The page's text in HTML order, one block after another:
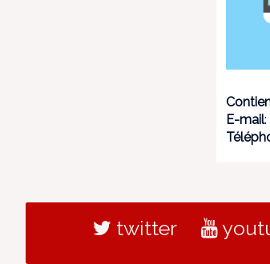
E-mail
twitter